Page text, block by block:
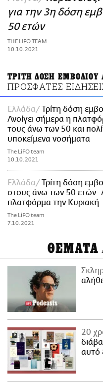
ΑΜΠΑ
PRINT
για την 3η δόση
50 ετών
THE LIFO TEAM
10.10.2021
ΤΡΙΤΗ ΔΟΣΗ ΕΜΒΟΛΙΟΥ
ΠΡΟΣΦΑΤΕΣ
Ελλάδα
Τρίτη δόση
Ανοίγει σήμερα η
τους άνω των 50 και
υποκείμενα νοσήματα
The LiFO team
10.10.2021
Ελλάδα
Τρίτη δόση
στους άνω των 50 ετών-
πλατφόρμα την Κυριακή
The LiFO team
7.10.2021
ΘΕΜΑΤΑ
20
αυτό